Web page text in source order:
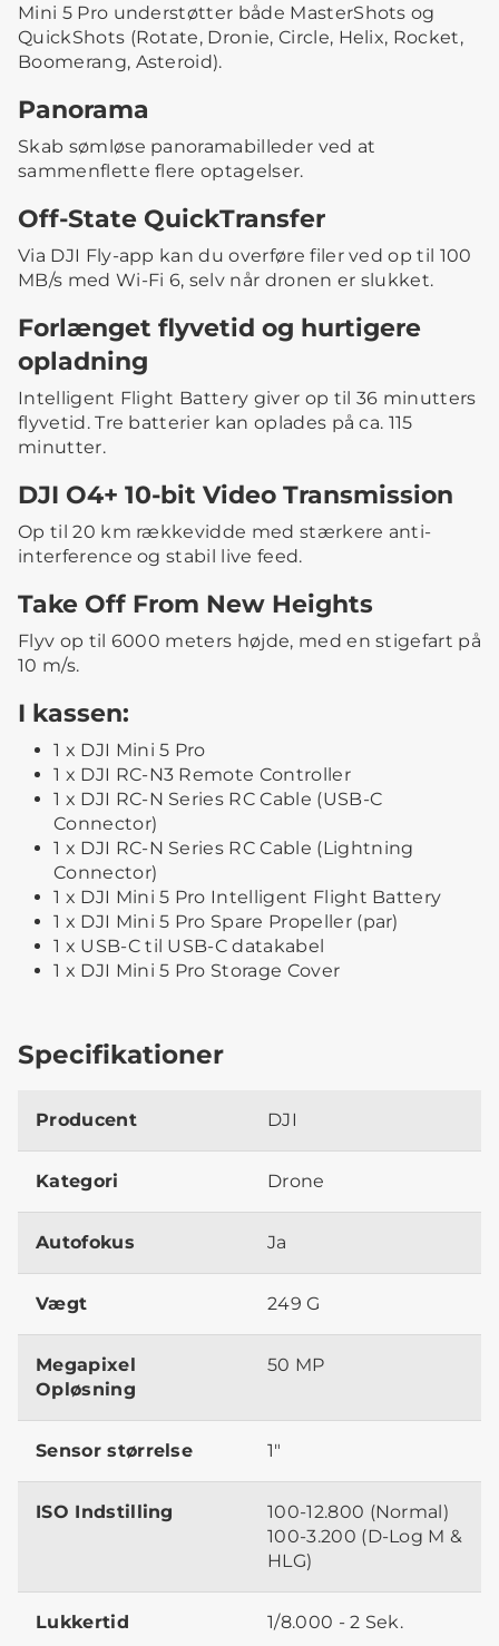
Mini 5 Pro understøtter både MasterShots og
QuickShots (Rotate, Dronie, Circle, Helix, Rocket,
Boomerang, Asteroid).
Panorama
Skab sømløse panoramabilleder ved at
sammenflette flere optagelser.
Off-State QuickTransfer
Via DJI Fly-app kan du overføre filer ved op til 100
MB/s med Wi-Fi 6, selv når dronen er slukket.
Forlænget flyvetid og hurtigere
opladning
Intelligent Flight Battery giver op til 36 minutters
flyvetid. Tre batterier kan oplades på ca. 115
minutter.
DJI O4+ 10-bit Video Transmission
Op til 20 km rækkevidde med stærkere anti-
interference og stabil live feed.
Take Off From New Heights
Flyv op til 6000 meters højde, med en stigefart på
10 m/s.
I kassen:
1 x DJI Mini 5 Pro
1 x DJI RC-N3 Remote Controller
1 x DJI RC-N Series RC Cable (USB-C
Connector)
1 x DJI RC-N Series RC Cable (Lightning
Connector)
1 x DJI Mini 5 Pro Intelligent Flight Battery
1 x DJI Mini 5 Pro Spare Propeller (par)
1 x USB-C til USB-C datakabel
1 x DJI Mini 5 Pro Storage Cover
Specifikationer
Producent DJI
Kategori Drone
Autofokus Ja
Vægt 249 G
Megapixel
Opløsning
50 MP
Sensor størrelse 1"
ISO Indstilling
100-12.800 (Normal)
100-3.200 (D-Log M &
HLG)
Lukkertid 1/8.000 - 2 Sek.